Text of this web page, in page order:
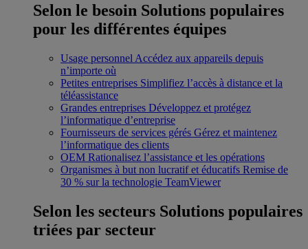
Selon le besoin Solutions populaires
pour les différentes équipes
Usage personnel Accédez aux appareils depuis
n’importe où
Petites entreprises Simplifiez l’accès à distance et la
téléassistance
Grandes entreprises Développez et protégez
l’informatique d’entreprise
Fournisseurs de services gérés Gérez et maintenez
l’informatique des clients
OEM Rationalisez l’assistance et les opérations
Organismes à but non lucratif et éducatifs Remise de
30 % sur la technologie TeamViewer
Selon les secteurs Solutions populaires
triées par secteur